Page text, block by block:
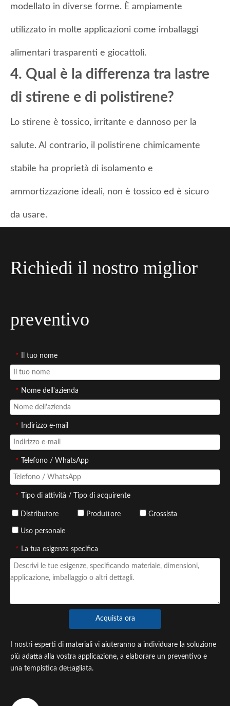
modellato in diverse forme. È ampiamente
utilizzato in molte applicazioni come imballaggi
alimentari trasparenti e giocattoli.
4. Qual è la differenza tra lastre
di stirene e di polistirene?
Lo stirene è tossico, irritante e dannoso per la
salute. Al contrario, il polistirene chimicamente
stabile ha proprietà di isolamento e
ammortizzazione ideali, non è tossico ed è sicuro
da usare.
Richiedi il nostro miglior
preventivo
* Il tuo nome
* Nome dell'azienda
* Indirizzo e-mail
* Telefono / WhatsApp
* Tipo di attività / Tipo di acquirente
Distributore Produttore Grossista
Uso personale
* La tua esigenza specifica
Acquista ora
I nostri esperti di materiali vi aiuteranno a individuare la soluzione
più adatta alla vostra applicazione, a elaborare un preventivo e
una tempistica dettagliata.